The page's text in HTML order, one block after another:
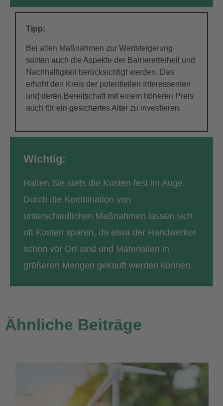
Tipp:
Bei allen Maßnahmen zur Wertsteigerung
sollten auch die Aspekte der Barrierefreiheit und
Nachhaltigkeit berücksichtigt werden. Das
erhöht den Kreis der potentiellen Interessenten
und deren Bereitschaft mit einem höheren Preis
auch für ein gesichertes Alter zu investieren.
Wichtig:
Halten Sie stets die Kosten fest im Auge.
Durch die Kombination von
unterschiedlichen Maßnahmen lassen sich
oft Kosten sparen, da etwa der Handwerker
schon vor Ort sind und Materialien in
größeren Mengen gekauft werden können.
Ähnliche Beiträge